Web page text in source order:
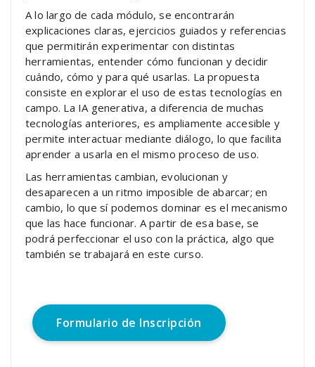
A lo largo de cada módulo, se encontrarán
explicaciones claras, ejercicios guiados y referencias
que permitirán experimentar con distintas
herramientas, entender cómo funcionan y decidir
cuándo, cómo y para qué usarlas. La propuesta
consiste en explorar el uso de estas tecnologías en
campo. La IA generativa, a diferencia de muchas
tecnologías anteriores, es ampliamente accesible y
permite interactuar mediante diálogo, lo que facilita
aprender a usarla en el mismo proceso de uso.
Las herramientas cambian, evolucionan y
desaparecen a un ritmo imposible de abarcar; en
cambio, lo que sí podemos dominar es el mecanismo
que las hace funcionar. A partir de esa base, se
podrá perfeccionar el uso con la práctica, algo que
también se trabajará en este curso.
Formulario de Inscripción